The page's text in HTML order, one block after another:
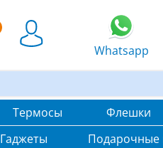
Whatsapp
Термосы Флешки
Гаджеты Подарочные